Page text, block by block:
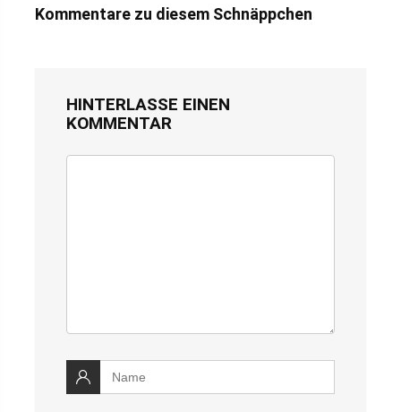
Kommentare zu diesem Schnäppchen
HINTERLASSE EINEN
KOMMENTAR